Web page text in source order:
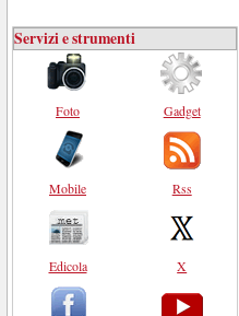
Servizi e strumenti
Foto
Mobile
Edicola
Gadget
Rss
X